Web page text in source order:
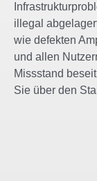
illegal
wie defekten
und allen
Missstand
Sie über den